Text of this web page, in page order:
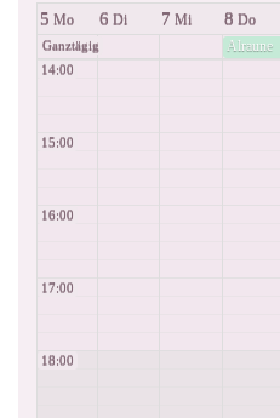
5 Mo 6 Di 7 Mi 8 Do
Ganztägig Alraune
14:00
15:00
16:00
17:00
18:00